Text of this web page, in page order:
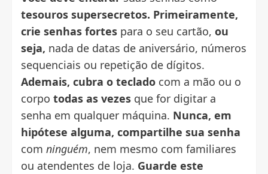
tesouros supersecretos. Primeiramente,
crie senhas fortes para o seu cartão, ou
seja, nada de datas de aniversário, números
sequenciais ou repetição de dígitos.
Ademais, cubra o teclado com a mão ou o
corpo todas as vezes que for digitar a
senha em qualquer máquina. Nunca, em
hipótese alguma, compartilhe sua senha
com ninguém, nem mesmo com familiares
ou atendentes de loja. Guarde este